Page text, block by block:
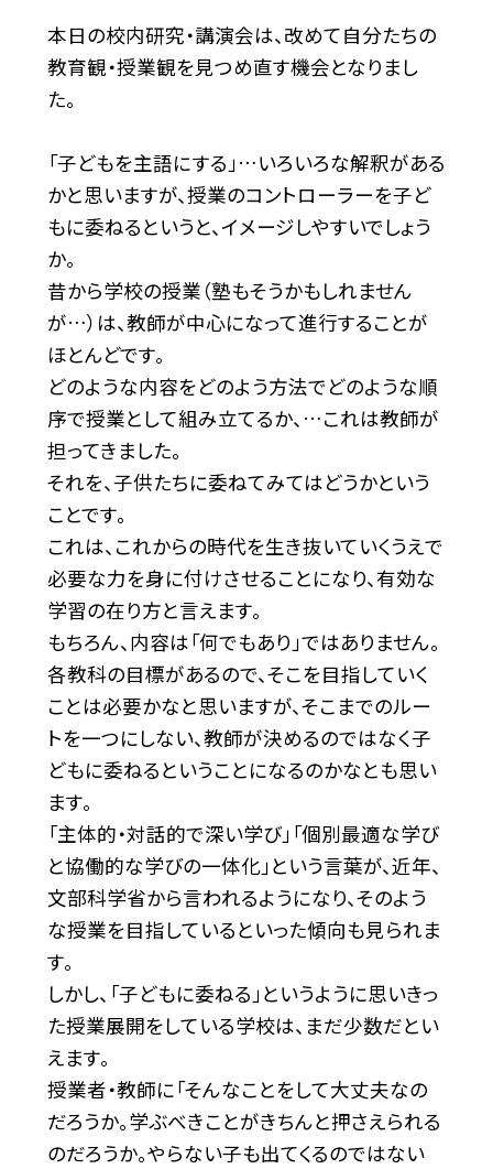
本日の校内研究・講演会は、改めて自分たちの
教育観・授業観を見つめ直す機会となりまし
た。
「子どもを主語にする」…いろいろな解釈がある
かと思いますが、授業のコントローラーを子ど
もに委ねるというと、イメージしやすいでしょう
か。
昔から学校の授業（塾もそうかもしれません
が…）は、教師が中心になって進行することが
ほとんどです。
どのような内容をどのよう方法でどのような順
序で授業として組み立てるか、…これは教師が
担ってきました。
それを、子供たちに委ねてみてはどうかという
ことです。
これは、これからの時代を生き抜いていくうえで
必要な力を身に付けさせることになり、有効な
学習の在り方と言えます。
もちろん、内容は「何でもあり」ではありません。
各教科の目標があるので、そこを目指していく
ことは必要かなと思いますが、そこまでのルー
トを一つにしない、教師が決めるのではなく子
どもに委ねるということになるのかなとも思い
ます。
「主体的・対話的で深い学び」「個別最適な学び
と協働的な学びの一体化」という言葉が、近年、
文部科学省から言われるようになり、そのよう
な授業を目指しているといった傾向も見られま
す。
しかし、「子どもに委ねる」というように思いきっ
た授業展開をしている学校は、まだ少数だとい
えます。
授業者・教師に「そんなことをして大丈夫なの
だろうか。学ぶべきことがきちんと押さえられる
のだろうか。やらない子も出てくるのではない